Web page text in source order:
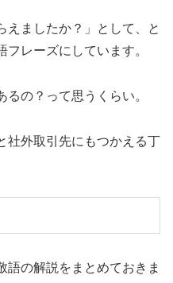
えましたか？」として、と
レーズにしています。
の？って思うくらい。
社外取引先にもつかえる丁
語の解説をまとめておきま